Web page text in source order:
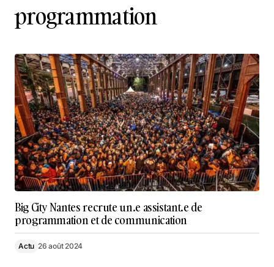
programmation
Big City Nantes recrute un.e assistant.e de
programmation et de communication
Actu 26 août 2024